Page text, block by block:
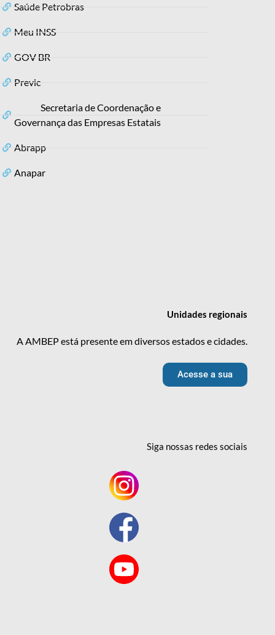
Saúde Petrobras
Meu INSS
GOV BR
Previc
Secretaria de Coordenação e
Governança das Empresas Estatais
Abrapp
Anapar
Unidades regionais
A AMBEP está presente em diversos estados e cidades.
Acesse a sua
Siga nossas redessociais